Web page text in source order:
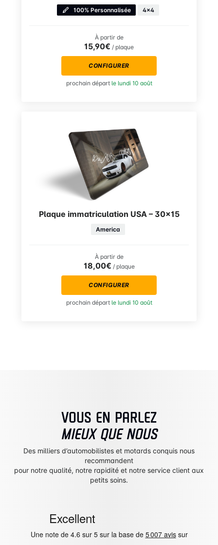
100% Personnalisée 4x4
À partir de
15,90€ / plaque
CONFIGURER
prochain départ le lundi 10 août
Plaque immatriculation USA – 30×15
America
À partir de
18,00€ / plaque
CONFIGURER
prochain départ le lundi 10 août
VOUS EN PARLEZ
MIEUX QUE NOUS
Des milliers d’automobilistes et motards conquis nous
recommandent
pour notre qualité, notre rapidité et notre service client aux
petits soins.